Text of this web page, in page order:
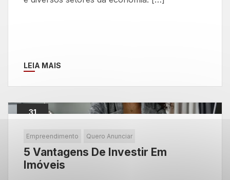
LEIA MAIS
31
Empreendimento Quero Anunciar
5 Vantagens De Investir Em
Imóveis